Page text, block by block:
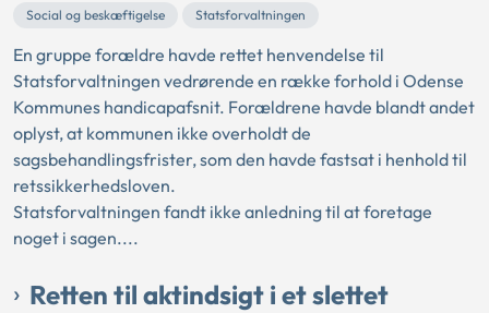
Social og beskæftigelse
Statsforvaltningen
En gruppe forældre havde rettet henvendelse til
Statsforvaltningen vedrørende en række forhold i Odense
Kommunes handicapafsnit. Forældrene havde blandt andet
oplyst, at kommunen ikke overholdt de
sagsbehandlingsfrister, som den havde fastsat i henhold til
retssikkerhedsloven.
Statsforvaltningen fandt ikke anledning til at foretage
noget i sagen....
Retten til aktindsigt i et slettet